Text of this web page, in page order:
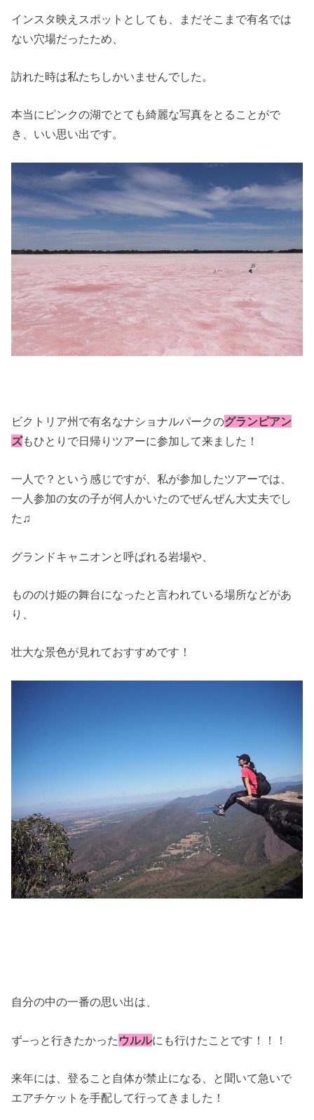
インスタ映えスポットとしても、まだそこまで有名では
ない穴場だったため、
訪れた時は私たちしかいませんでした。
本当にピンクの湖でとても綺麗な写真をとることがで
き、いい思い出です。
ビクトリア州で有名なナショナルパークのグランピアン
ズもひとりで日帰りツアーに参加して来ました！
一人で？という感じですが、私が参加したツアーでは、
一人参加の女の子が何人かいたのでぜんぜん大丈夫でし
た♫
グランドキャニオンと呼ばれる岩場や、
もののけ姫の舞台になったと言われている場所などがあ
り、
壮大な景色が見れておすすめです！
自分の中の一番の思い出は、
ず–っと行きたかった ウルルにも行けたことです！！！
来年には、登ること自体が禁止になる、と聞いて急いで
エアチケットを手配して行ってきました！